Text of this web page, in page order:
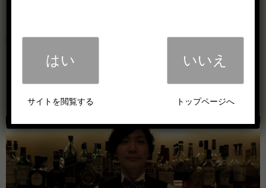
味が
程よいデザートのようなカクテルです。
はい
サイトを閲覧する
いいえ
トップページへ